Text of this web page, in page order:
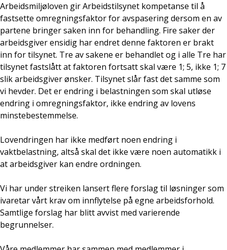
Arbeidsmiljøloven gir Arbeidstilsynet kompetanse til å
fastsette omregningsfaktor for avspasering dersom en av
partene bringer saken inn for behandling. Fire saker der
arbeidsgiver ensidig har endret denne faktoren er brakt
inn for tilsynet. Tre av sakene er behandlet og i alle Tre har
tilsynet fastslått at faktoren fortsatt skal være 1; 5, ikke 1; 7
slik arbeidsgiver ønsker. Tilsynet slår fast det samme som
vi hevder. Det er endring i belastningen som skal utløse
endring i omregningsfaktor, ikke endring av lovens
minstebestemmelse.
Lovendringen har ikke medført noen endring i
vaktbelastning, altså skal det ikke være noen automatikk i
at arbeidsgiver kan endre ordningen.
Vi har under streiken lansert flere forslag til løsninger som
ivaretar vårt krav om innflytelse på egne arbeidsforhold.
Samtlige forslag har blitt avvist med varierende
begrunnelser.